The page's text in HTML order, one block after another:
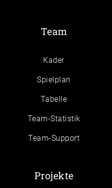
Team
Kader
Spielplan
Tabelle
Team-Statistik
Team-Support
Projekte